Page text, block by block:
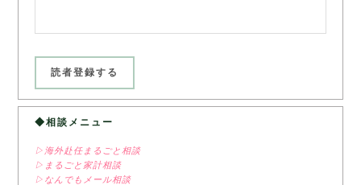
◆相談メニュー
▷海外赴任まるごと相談
▷まるごと家計相談
▷なんでもメール相談